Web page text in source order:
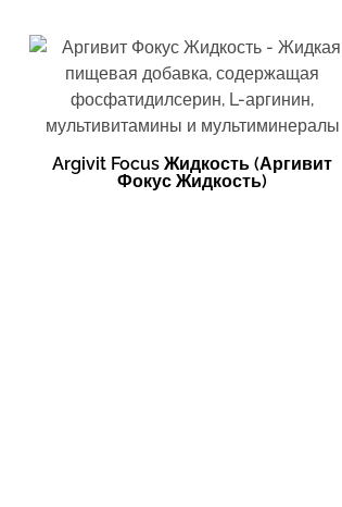
Argivit Focus Жидкость (Аргивит
Фокус Жидкость)